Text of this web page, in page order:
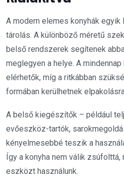
A modern elemes konyhák
tárolás. A különböző méretű
belső rendszerek segítenek
meglegyen a helye. A
elérhetők, míg a ritkábban
formában kerülhetnek
A belső kiegészítők – például
evőeszköz-tartók,
kényelmesebbé teszik a
Így a konyha nem válik zsúfolttá,
eszközt használunk.